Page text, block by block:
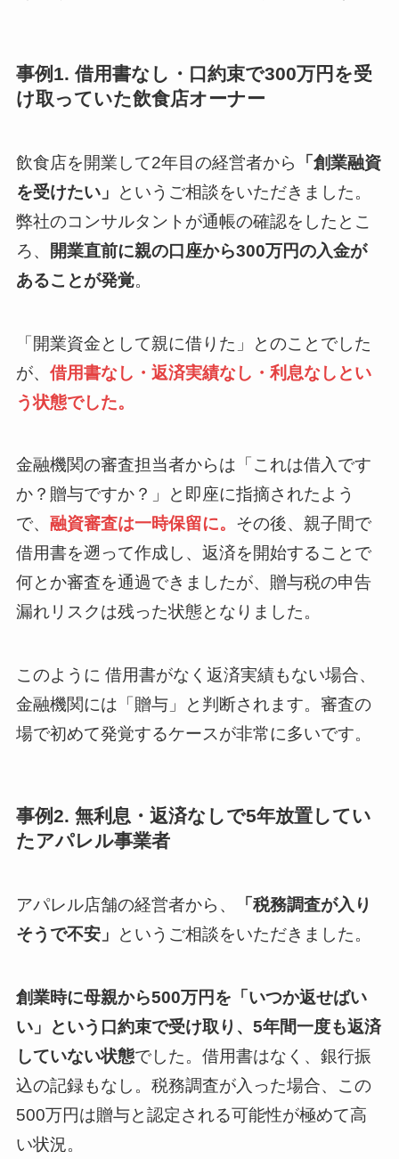
事例1. 借用書なし・口約束で300万円を受
け取っていた飲食店オーナー
飲食店を開業して2年目の経営者から
「創業融資
を受けたい」
というご相談をいただきました。
弊社のコンサルタントが通帳の確認をしたとこ
ろ、
開業直前に親の口座から300万円の入金が
あることが発覚。
「開業資金として親に借りた」とのことでした
が、 借用書なし・返済実績なし・利息なしとい
う状態でした。
金融機関の審査担当者からは「これは借入です
か？贈与ですか？」と即座に指摘されたよう
で、 融資審査は一時保留に。 その後、親子間で
借用書を遡って作成し、返済を開始することで
何とか審査を通過できましたが、贈与税の申告
漏れリスクは残った状態となりました。
このように 借用書がなく返済実績もない場合、
金融機関には「贈与」と判断されます。審査の
場で初めて発覚するケースが非常に多いです。
事例2. 無利息・返済なしで5年放置してい
たアパレル事業者
アパレル店舗の経営者から、
「税務調査が入り
そうで不安」
というご相談をいただきました。
創業時に母親から500万円を「いつか返せばい
い」という口約束で受け取り、5年間一度も返済
していない状態でした。借用書はなく、銀行振
込の記録もなし。税務調査が入った場合、この
500万円は贈与と認定される可能性が極めて高
い状況。